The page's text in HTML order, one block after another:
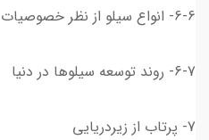
6-6- انواع سیلو از نظر خصوصیات ساختمانی
6-7- روند توسعه سیلوها در دنیا
7- پرتاب از زیردریایی